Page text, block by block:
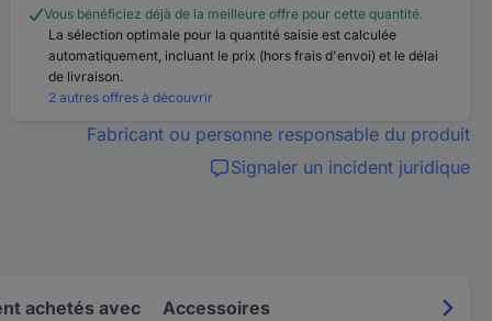
Vous bénéficiez déjà de la meilleure offre pour cette quantité.
La sélection optimale pour la quantité saisie est calculée
automatiquement, incluant le prix (hors frais d'envoi) et le délai
de livraison.
2 autres offres à découvrir
Fabricant ou personne responsable du produit
Signaler un incident juridique
achetés avec Accessoires